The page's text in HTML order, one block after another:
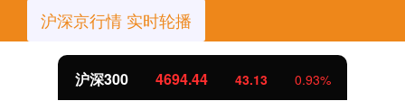
沪深京行情 实时轮播
北证50 1134.24 11.37 1.01%